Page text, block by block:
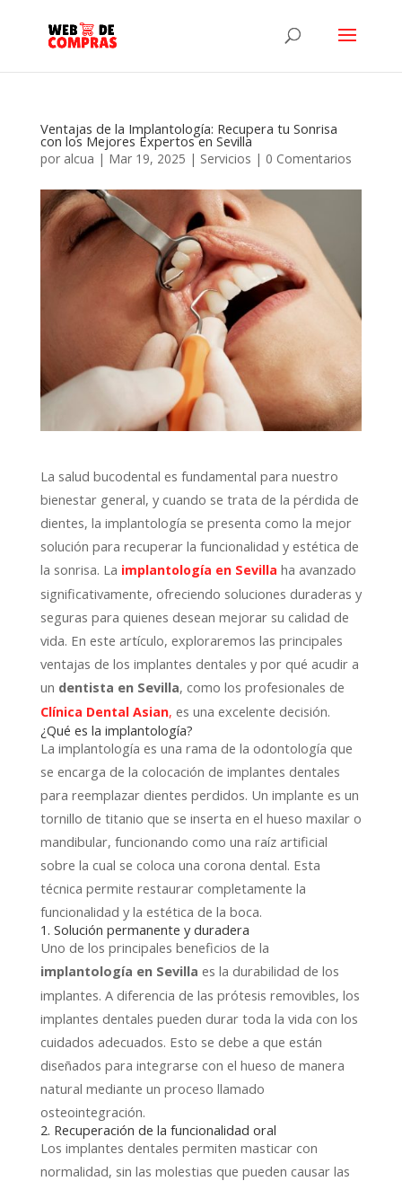
Ventajas de la Implantología: Recupera tu Sonrisa
con los Mejores Expertos en Sevilla
por alcua | Mar 19, 2025 | Servicios | 0 Comentarios
La salud bucodental es fundamental para nuestro
bienestar general, y cuando se trata de la pérdida de
dientes, la implantología se presenta como la mejor
solución para recuperar la funcionalidad y estética de
la sonrisa. La implantología en Sevilla ha avanzado
significativamente, ofreciendo soluciones duraderas y
seguras para quienes desean mejorar su calidad de
vida. En este artículo, exploraremos las principales
ventajas de los implantes dentales y por qué acudir a
un dentista en Sevilla, como los profesionales de
Clínica Dental Asian, es una excelente decisión.
¿Qué es la implantología?
La implantología es una rama de la odontología que
se encarga de la colocación de implantes dentales
para reemplazar dientes perdidos. Un implante es un
tornillo de titanio que se inserta en el hueso maxilar o
mandibular, funcionando como una raíz artificial
sobre la cual se coloca una corona dental. Esta
técnica permite restaurar completamente la
funcionalidad y la estética de la boca.
1. Solución permanente y duradera
Uno de los principales beneficios de la
implantología en Sevilla es la durabilidad de los
implantes. A diferencia de las prótesis removibles, los
implantes dentales pueden durar toda la vida con los
cuidados adecuados. Esto se debe a que están
diseñados para integrarse con el hueso de manera
natural mediante un proceso llamado
osteointegración.
2. Recuperación de la funcionalidad oral
Los implantes dentales permiten masticar con
normalidad, sin las molestias que pueden causar las